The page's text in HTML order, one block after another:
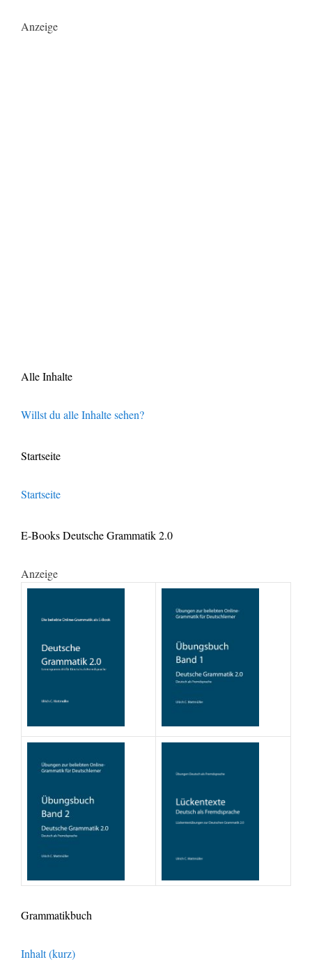
Anzeige
Alle Inhalte
Willst du alle Inhalte sehen?
Startseite
Startseite
E-Books Deutsche Grammatik 2.0
Anzeige
Grammatikbuch
Inhalt (kurz)